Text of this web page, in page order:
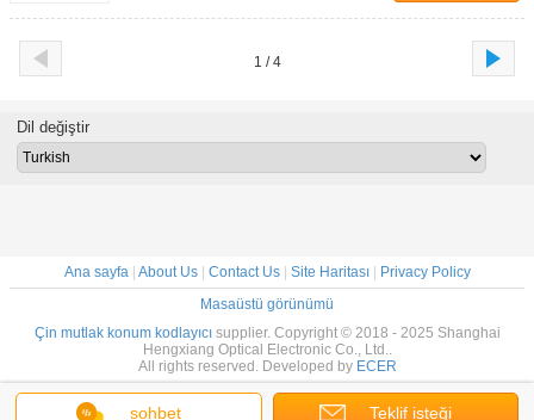
1 / 4
sohbet Teklif isteği
Dil değiştir
Ana sayfa| About Us| Contact Us| Site Haritası|
Privacy Policy
Masaüstü görünümü
Çin mutlak konum kodlayıcısupplier. Copyright © 2018 - 2025 Shanghai
Hengxiang Optical Electronic Co., Ltd..
All rights reserved. Developed by ECER